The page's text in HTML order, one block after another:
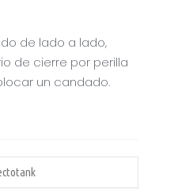
de lado a lado,
de cierre por perilla
un candado.